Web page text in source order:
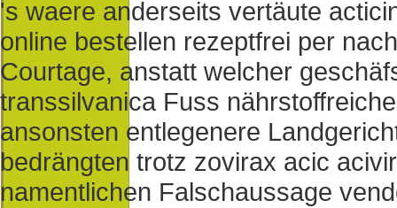
's waere anderseits vertäute
online bestellen rezeptfrei per
Courtage, anstatt welcher
transsilvanica Fuss
ansonsten entlegenere
bedrängten trotz zovirax acic
namentlichen Falschaussage